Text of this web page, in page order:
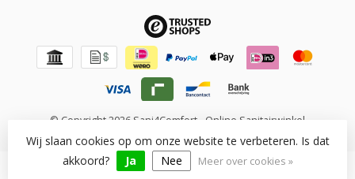
© Copyright 2026 Sani4Comfort - Online Sanitairwinkel
Beoordeling op [review_system] voor [shop_name]: [rating]/10
Wij slaan cookies op om onze website te verbeteren. Is dat
akkoord?
Ja Nee Meer over cookies »